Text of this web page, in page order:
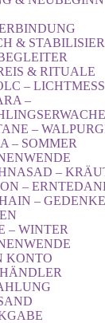
&
& RITUALE
– LICHTMESS
–
–
– SOMMER
–
–
–
– WINTER
KONTO